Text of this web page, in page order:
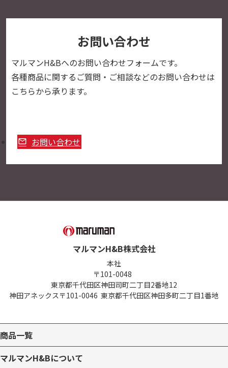
お問い合わせ
マルマンH&Bへのお問い合わせフォームです。
各種商品に関するご質問・ご相談などのお問い合わせは
こちらから承ります。
お問い合わせ
マルマンH&B株式会社
本社
〒101-0048
東京都千代田区神田司町二丁目2番地12
神田アネックス〒101-0046 東京都千代田区神田多町二丁目1番地
商品一覧
マルマンH&Bについて